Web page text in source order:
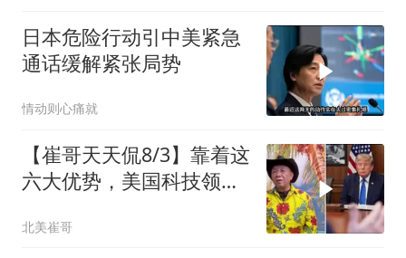
日本危险行动引中美紧急
通话缓解紧张局势
情动则心痛就
【崔哥天天侃8/3】靠着这
六大优势，美国科技领军
北美崔哥